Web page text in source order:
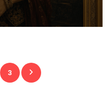
Paginasi
pos
3